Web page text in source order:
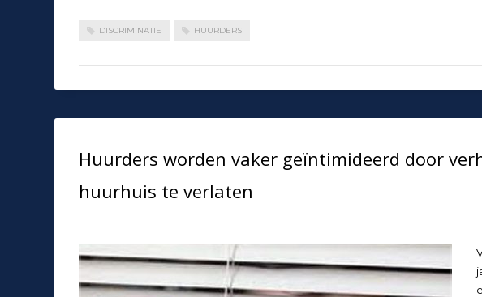
DISCRIMINATIE HUURDERS
Huurders worden vaker geïntimideerd door
huurhuis te verlaten